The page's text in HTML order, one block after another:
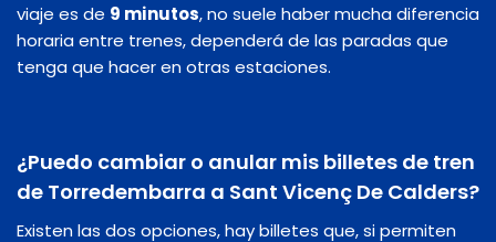
viaje es de 9 minutos, no suele haber mucha diferencia
horaria entre trenes, dependerá de las paradas que
tenga que hacer en otras estaciones.
¿Puedo cambiar o anular mis billetes de tren
de Torredembarra a Sant Vicenç De Calders?
Existen las dos opciones, hay billetes que, si permiten